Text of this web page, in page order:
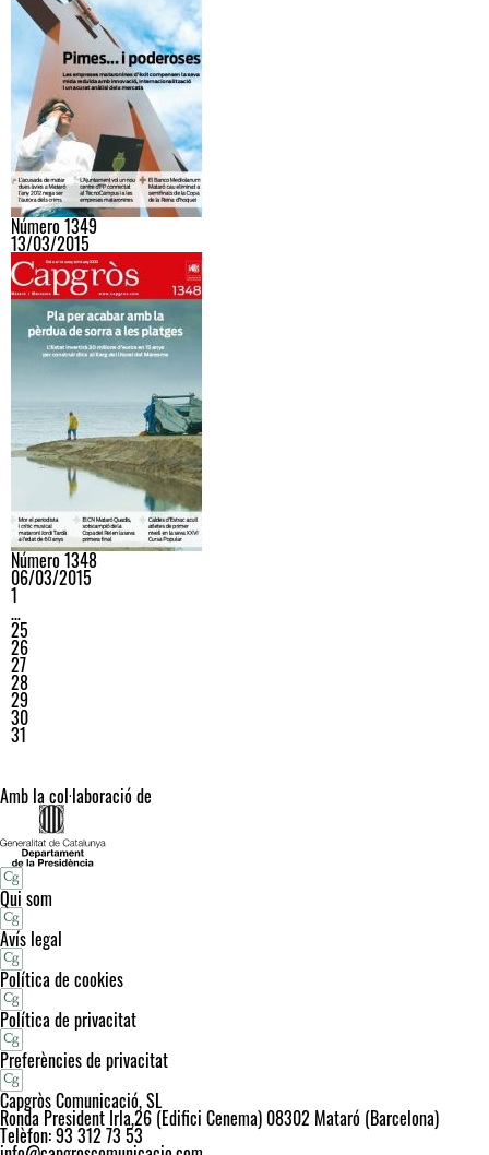
Número 1349
13/03/2015
Número 1348
06/03/2015
1
…
25
26
27
28
29
30
31
Amb la col·laboració de
Qui som
Avís legal
Política de cookies
Política de privacitat
Preferències de privacitat
Capgròs Comunicació, SL
Ronda President Irla,26 (Edifici Cenema) 08302 Mataró (Barcelona)
Telèfon: 93 312 73 53